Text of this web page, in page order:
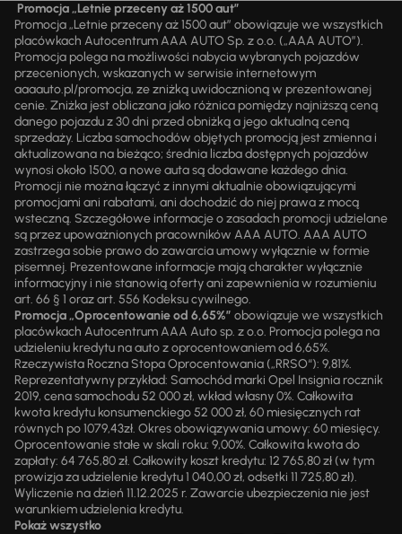
Promocja „Letnie przeceny aż 1500 aut”
Promocja „Letnie przeceny aż 1500 aut” obowiązuje we wszystkich
placówkach Autocentrum AAA AUTO Sp. z o.o. („AAA AUTO”).
Promocja polega na możliwości nabycia wybranych pojazdów
przecenionych, wskazanych w serwisie internetowym
aaaauto.pl/promocja, ze zniżką uwidocznioną w prezentowanej
cenie. Zniżka jest obliczana jako różnica pomiędzy najniższą ceną
danego pojazdu z 30 dni przed obniżką a jego aktualną ceną
sprzedaży. Liczba samochodów objętych promocją jest zmienna i
aktualizowana na bieżąco; średnia liczba dostępnych pojazdów
wynosi około 1500, a nowe auta są dodawane każdego dnia.
Promocji nie można łączyć z innymi aktualnie obowiązującymi
promocjami ani rabatami, ani dochodzić do niej prawa z mocą
wsteczną. Szczegółowe informacje o zasadach promocji udzielane
są przez upoważnionych pracowników AAA AUTO. AAA AUTO
zastrzega sobie prawo do zawarcia umowy wyłącznie w formie
pisemnej. Prezentowane informacje mają charakter wyłącznie
informacyjny i nie stanowią oferty ani zapewnienia w rozumieniu
art. 66 § 1 oraz art. 556 Kodeksu cywilnego.
Promocja „Oprocentowanie od 6,65%” obowiązuje we wszystkich
placówkach Autocentrum AAA Auto sp. z o.o. Promocja polega na
udzieleniu kredytu na auto z oprocentowaniem od 6,65%.
Rzeczywista Roczna Stopa Oprocentowania („RRSO“): 9,81%.
Reprezentatywny przykład: Samochód marki Opel Insignia rocznik
2019, cena samochodu 52 000 zł, wkład własny 0%. Całkowita
kwota kredytu konsumenckiego 52 000 zł, 60 miesięcznych rat
równych po 1079,43zł. Okres obowiązywania umowy: 60 miesięcy.
Oprocentowanie stałe w skali roku: 9,00%. Całkowita kwota do
zapłaty: 64 765,80 zł. Całkowity koszt kredytu: 12 765,80 zł (w tym
prowizja za udzielenie kredytu 1 040,00 zł, odsetki 11 725,80 zł).
Wyliczenie na dzień 11.12.2025 r. Zawarcie ubezpieczenia nie jest
warunkiem udzielenia kredytu.
Pokaż wszystko